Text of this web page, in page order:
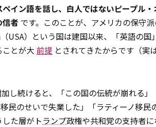
ペイン語を話し、白人ではないピープ
信者 です。このことが、アメリカの保守
）という国は建国以来、「英語の国
とが大 前提 とされてきたからです（実
し続けると、「この国の伝統が崩れる
民のせいで失業した」「ラティーノ移
た層がトランプ政権や共和党の支持者に